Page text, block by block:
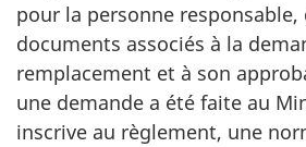
pour la personne responsable,
documents associés à la
remplacement et à son
une demande a été faite au
inscrive au règlement, une